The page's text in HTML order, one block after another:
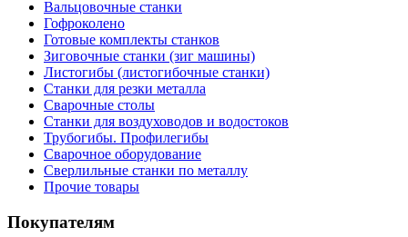
Вальцовочные станки
Гофроколено
Готовые комплекты станков
Зиговочные станки (зиг машины)
Листогибы (листогибочные станки)
Станки для резки металла
Сварочные столы
Станки для воздуховодов и водостоков
Трубогибы. Профилегибы
Сварочное оборудование
Сверлильные станки по металлу
Прочие товары
Покупателям